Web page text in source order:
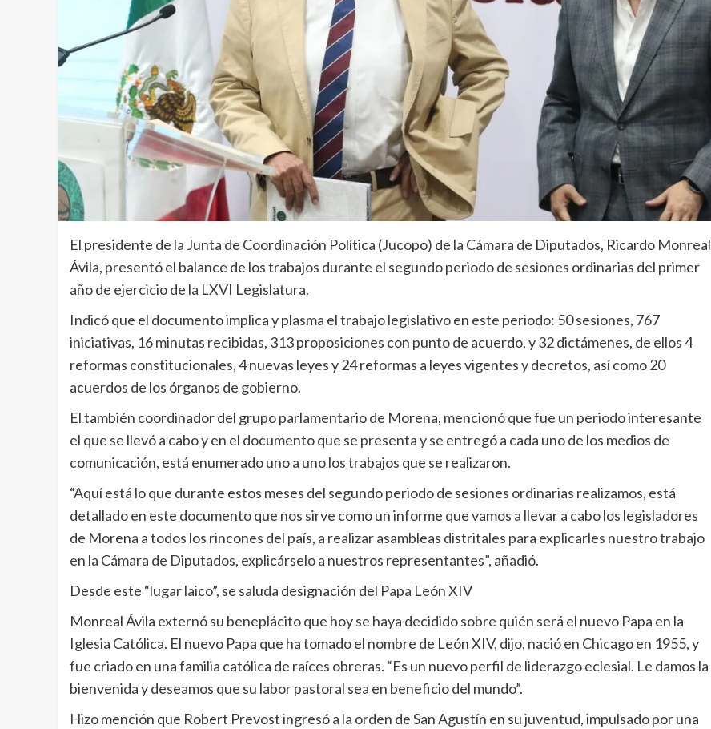
El presidente de la Junta de Coordinación Política (Jucopo) de la Cámara de Diputados, Ricardo Monreal
Ávila, presentó el balance de los trabajos durante el segundo periodo de sesiones ordinarias del primer
año de ejercicio de la LXVI Legislatura.
Indicó que el documento implica y plasma el trabajo legislativo en este periodo: 50 sesiones, 767
iniciativas, 16 minutas recibidas, 313 proposiciones con punto de acuerdo, y 32 dictámenes, de ellos 4
reformas constitucionales, 4 nuevas leyes y 24 reformas a leyes vigentes y decretos, así como 20
acuerdos de los órganos de gobierno.
El también coordinador del grupo parlamentario de Morena, mencionó que fue un periodo interesante
el que se llevó a cabo y en el documento que se presenta y se entregó a cada uno de los medios de
comunicación, está enumerado uno a uno los trabajos que se realizaron.
“Aquí está lo que durante estos meses del segundo periodo de sesiones ordinarias realizamos, está
detallado en este documento que nos sirve como un informe que vamos a llevar a cabo los legisladores
de Morena a todos los rincones del país, a realizar asambleas distritales para explicarles nuestro trabajo
en la Cámara de Diputados, explicárselo a nuestros representantes”, añadió.
Desde este “lugar laico”, se saluda designación del Papa León XIV
Monreal Ávila externó su beneplácito que hoy se haya decidido sobre quién será el nuevo Papa en la
Iglesia Católica. El nuevo Papa que ha tomado el nombre de León XIV, dijo, nació en Chicago en 1955, y
fue criado en una familia católica de raíces obreras. “Es un nuevo perfil de liderazgo eclesial. Le damos la
bienvenida y deseamos que su labor pastoral sea en beneficio del mundo”.
Hizo mención que Robert Prevost ingresó a la orden de San Agustín en su juventud, impulsado por una